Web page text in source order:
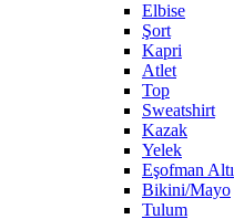
Elbise
Şort
Kapri
Atlet
Top
Sweatshirt
Kazak
Yelek
Eşofman Altı
Bikini/Mayo
Tulum